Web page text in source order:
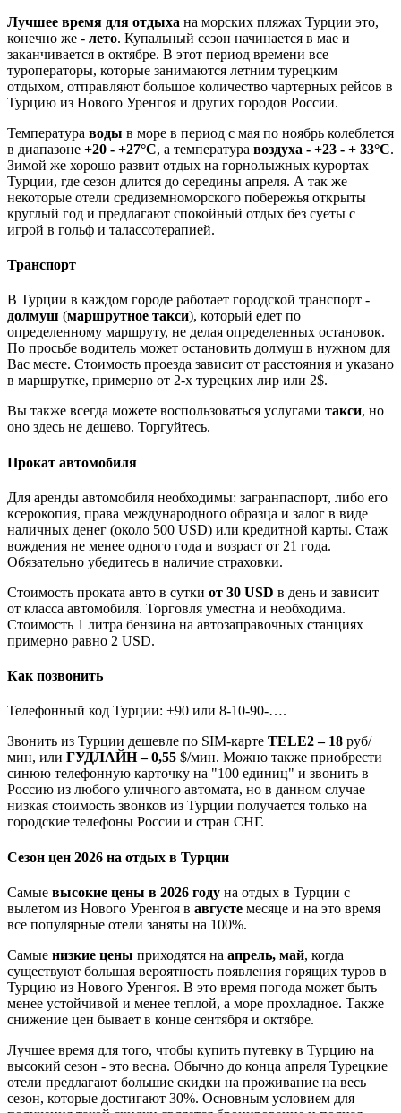
Лучшее время для отдыха на морских пляжах Турции это,
конечно же - лето. Купальный сезон начинается в мае и
заканчивается в октябре. В этот период времени все
туроператоры, которые занимаются летним турецким
отдыхом, отправляют большое количество чартерных рейсов в
Турцию из Нового Уренгоя и других городов России.
Температура воды в море в период с мая по ноябрь колеблется
в диапазоне +20 - +27°С, а температура воздуха - +23 - + 33°С.
Зимой же хорошо развит отдых на горнолыжных курортах
Турции, где сезон длится до середины апреля. А так же
некоторые отели средиземноморского побережья открыты
круглый год и предлагают спокойный отдых без суеты с
игрой в гольф и талассотерапией.
Транспорт
В Турции в каждом городе работает городской транспорт -
долмуш (маршрутное такси), который едет по
определенному маршруту, не делая определенных остановок.
По просьбе водитель может остановить долмуш в нужном для
Вас месте. Стоимость проезда зависит от расстояния и указано
в маршрутке, примерно от 2-х турецких лир или 2$.
Вы также всегда можете воспользоваться услугами такси, но
оно здесь не дешево. Торгуйтесь.
Прокат автомобиля
Для аренды автомобиля необходимы: загранпаспорт, либо его
ксерокопия, права международного образца и залог в виде
наличных денег (около 500 USD) или кредитной карты. Стаж
вождения не менее одного года и возраст от 21 года.
Обязательно убедитесь в наличие страховки.
Стоимость проката авто в сутки от 30 USD в день и зависит
от класса автомобиля. Торговля уместна и необходима.
Стоимость 1 литра бензина на автозаправочных станциях
примерно равно 2 USD.
Как позвонить
Телефонный код Турции: +90 или 8-10-90-….
Звонить из Турции дешевле по SIM-карте TELE2 – 18 руб/
мин, или ГУДЛАЙН – 0,55 $/мин. Можно также приобрести
синюю телефонную карточку на "100 единиц" и звонить в
Россию из любого уличного автомата, но в данном случае
низкая стоимость звонков из Турции получается только на
городские телефоны России и стран СНГ.
Сезон цен 2026 на отдых в Турции
Самые высокие цены в 2026 году на отдых в Турции с
вылетом из Нового Уренгоя в августе месяце и на это время
все популярные отели заняты на 100%.
Самые низкие цены приходятся на апрель, май, когда
существуют большая вероятность появления горящих туров в
Турцию из Нового Уренгоя. В это время погода может быть
менее устойчивой и менее теплой, а море прохладное. Также
снижение цен бывает в конце сентября и октябре.
Лучшее время для того, чтобы купить путевку в Турцию на
высокий сезон - это весна. Обычно до конца апреля Турецкие
отели предлагают большие скидки на проживание на весь
сезон, которые достигают 30%. Основным условием для